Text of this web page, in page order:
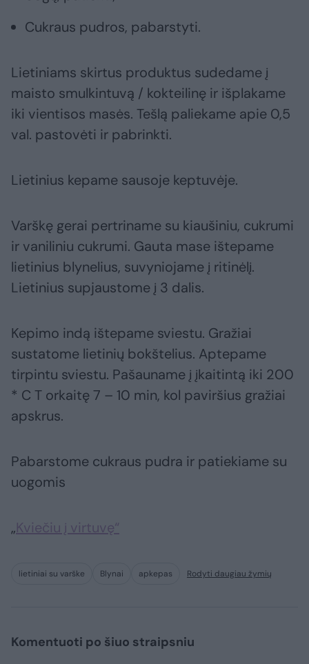
Cukraus pudros, pabarstyti.
Lietiniams skirtus produktus sudedame į
maisto smulkintuvą / kokteilinę ir išplakame
iki vientisos masės. Tešlą paliekame apie 0,5
val. pastovėti ir pabrinkti.
Lietinius kepame sausoje keptuvėje.
Varškę gerai pertriname su kiaušiniu, cukrumi
ir vaniliniu cukrumi. Gauta mase ištepame
lietinius blynelius, suvyniojame į ritinėlį.
Lietinius supjaustome į 3 dalis.
Kepimo indą ištepame sviestu. Gražiai
sustatome lietinių bokštelius. Aptepame
tirpintu sviestu. Pašauname į įkaitintą iki 200
* C T orkaitę 7 – 10 min, kol paviršius gražiai
apskrus.
Pabarstome cukraus pudra ir patiekiame su
uogomis
„Kviečiu į virtuvę“
lietiniai su varške Blynai apkepas Rodyti daugiau žymių
Komentuoti po šiuo straipsniu